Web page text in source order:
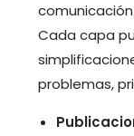
Cada capa
problemas,